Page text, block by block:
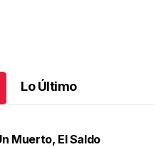
Lo Último
Muerto, El Saldo